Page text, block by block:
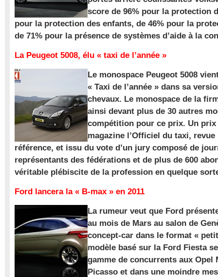
score de 96% pour la protection
pour la protection des enfants, de 46% pour la
de 71% pour la présence de systèmes d’aide à la
La Peugeot 5008, élu « taxi de l’année »
Le monospace Peugeot 5008
« Taxi de l’année » dans sa
chevaux. Le monospace de la
ainsi devant plus de 30 autres
compétition pour ce prix. Un
magazine l’Officiel du taxi,
référence, et issu du vote d’un jury composé de
représentants des fédérations et de plus de 600
véritable plébiscite de la profession en quelque
Ford lancera la « B-max » en 2011
La rumeur veut que Ford
au mois de Mars au salon de
concept-car dans le format «
modèle basé sur la Ford Fiesta
gamme de concurrents aux Opel
Picasso et dans une moindre